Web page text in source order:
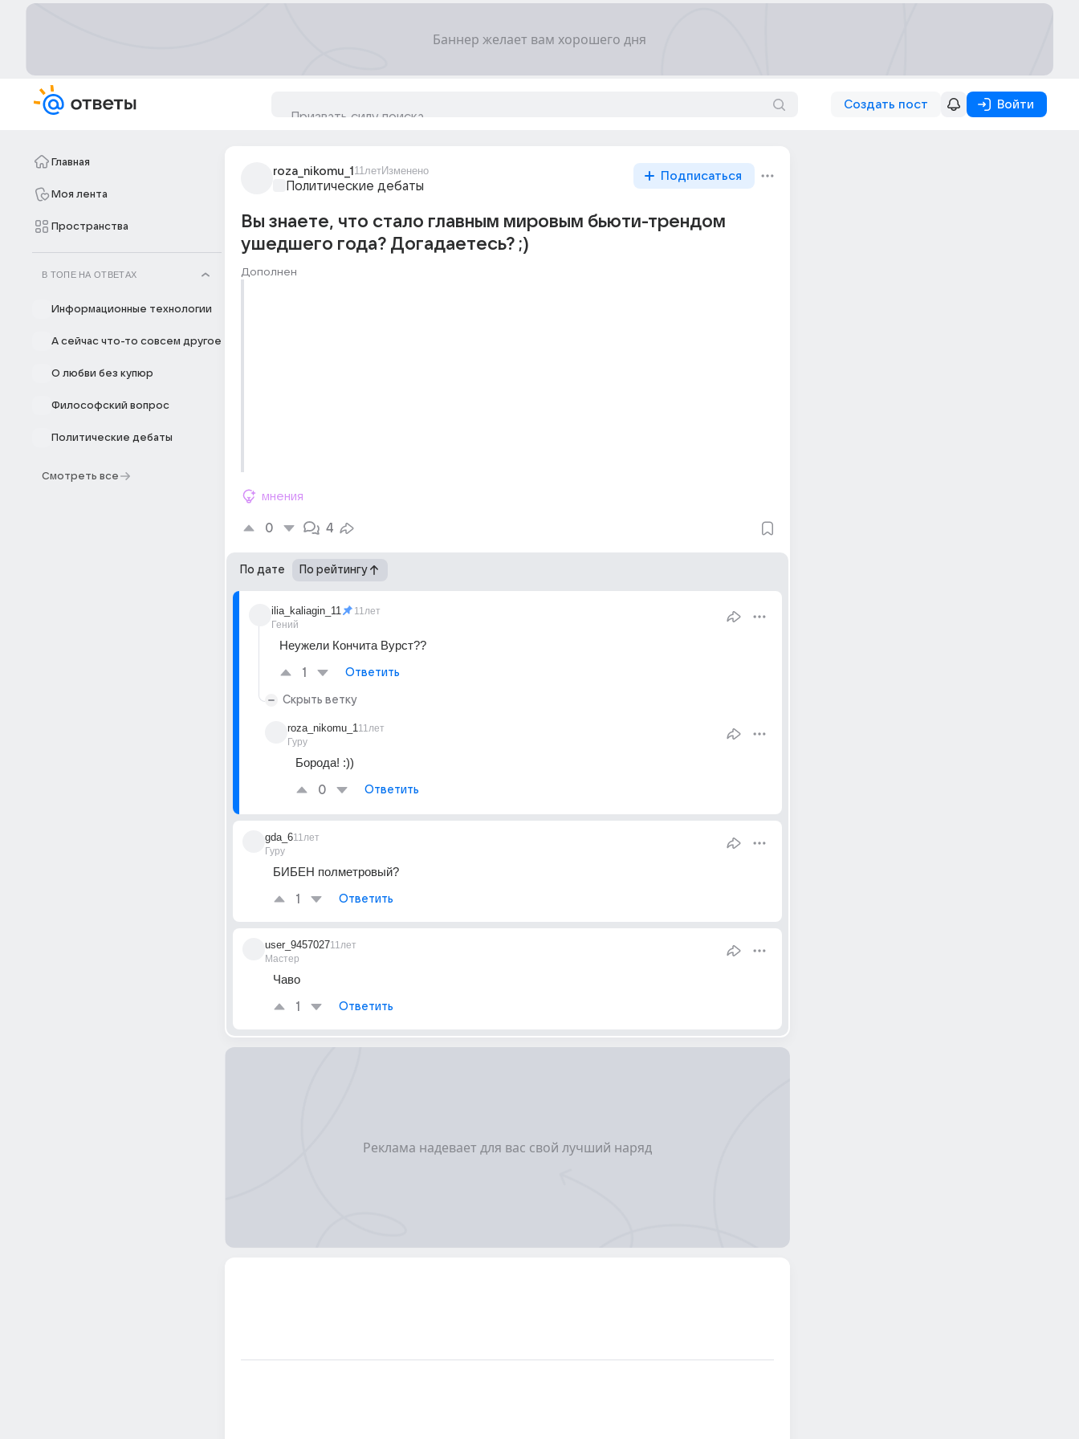
Создать пост Войти
Главная
Моя лента
Пространства
В ТОПЕ НА ОТВЕТАХ
Информационные технологии
А сейчас что-то совсем другое
О любви без купюр
Философский вопрос
Политические дебаты
Смотреть все
roza_nikomu_1 11летИзменено
Политические дебаты
Подписаться
Вы знаете, что стало главным мировым бьюти-трендом
ушедшего года? Догадаетесь? ;)
Дополнен
мнения
0 4
По дате По рейтингу
ilia_kaliagin_11
Гений
11лет
Неужели Кончита Вурст??
1 Ответить
Скрыть ветку
roza_nikomu_1
Гуру
11лет
Борода! :))
0 Ответить
gda_6
Гуру
11лет
БИБЕН полметровый?
1 Ответить
user_9457027
Мастер
11лет
Чаво
1 Ответить